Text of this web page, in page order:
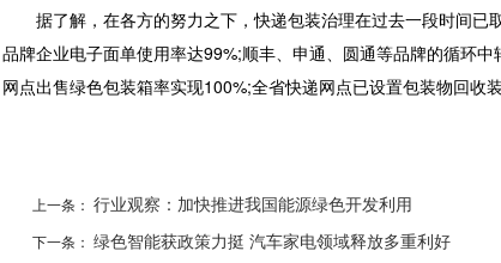
据了解，在各方的努力之下，快递包装治理在过去一段时间已
品牌企业电子面单使用率达99%;顺丰、申通、圆通等品牌的循环
网点出售绿色包装箱率实现100%;全省快递网点已设置包装物回收
上一条： 行业观察：加快推进我国能源绿色开发利用
下一条： 绿色智能获政策力挺 汽车家电领域释放多重利好